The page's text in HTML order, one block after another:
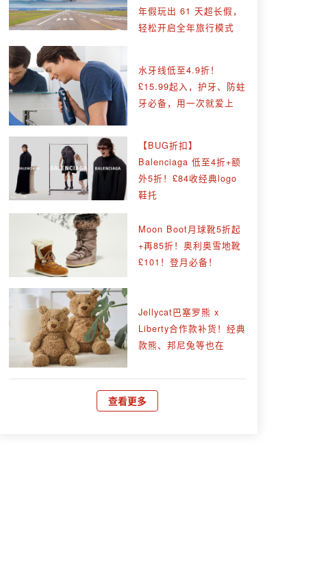
年假玩出 61 天超长假，
轻松开启全年旅行模式
水牙线低至4.9折！
£15.99起入，护牙、防蛀
牙必备，用一次就爱上
【BUG折扣】
Balenciaga 低至4折+额
外5折！£84收经典logo
鞋托
Moon Boot月球靴5折起
+再85折！奥利奥雪地靴
£101！登月必备！
Jellycat巴塞罗熊 x
Liberty合作款补货！经典
款熊、邦尼兔等也在
查看更多